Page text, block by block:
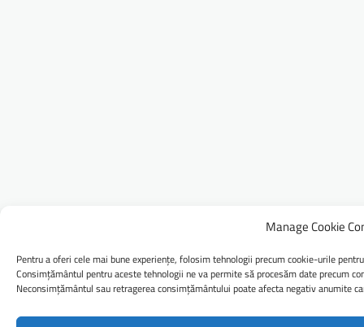
Manage Cookie
Pentru a oferi cele mai bune experiențe, folosim tehnologii precum cookie-urile
Consimțământul pentru aceste tehnologii ne va permite să procesăm date precum
Neconsimțământul sau retragerea consimțământului poate afecta negativ anumite